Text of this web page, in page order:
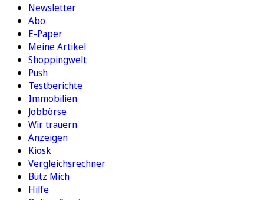
Newsletter
Abo
E-Paper
Meine Artikel
Shoppingwelt
Push
Testberichte
Immobilien
Jobbörse
Wir trauern
Anzeigen
Kiosk
Vergleichsrechner
Bütz Mich
Hilfe